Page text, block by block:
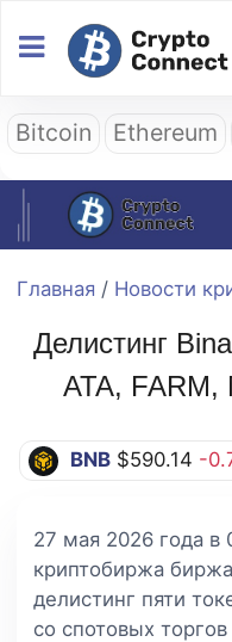
Bitcoin Ethereum
Главная / Новости
Делистинг
ATA, FARM,
BNB $590.14 -
27 мая 2026 года в
криптобиржа
делистинг пяти
со спотовых